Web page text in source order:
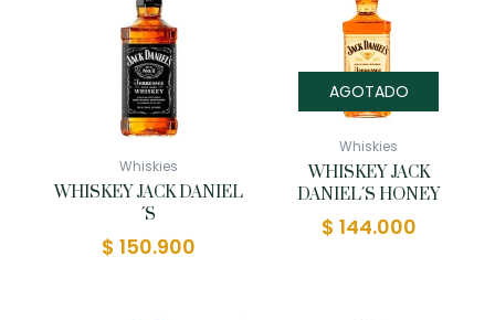
Whiskies
WHISKEY JACK DANIEL
´S
$ 150.900
AGOTADO
Whiskies
WHISKEY JACK
DANIEL´S HONEY
$ 144.000